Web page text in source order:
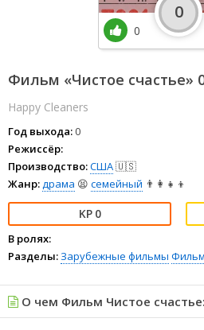
Фильм «Чистое счастье»
Happy Cleaners
Год выхода:0
Режиссёр:
Производство:США🇺🇸
Жанр:драма 😫 семейный 👨‍👩‍👧‍👦
0
В ролях:
Разделы: Зарубежные фильмы
0
0
О чем Фильм Чистое счастье: